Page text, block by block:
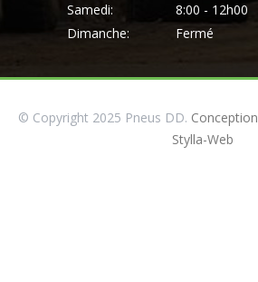
Samedi:
8:00 - 12h00
Dimanche:
Fermé
© Copyright 2025 Pneus DD. Conception
Stylla-Web